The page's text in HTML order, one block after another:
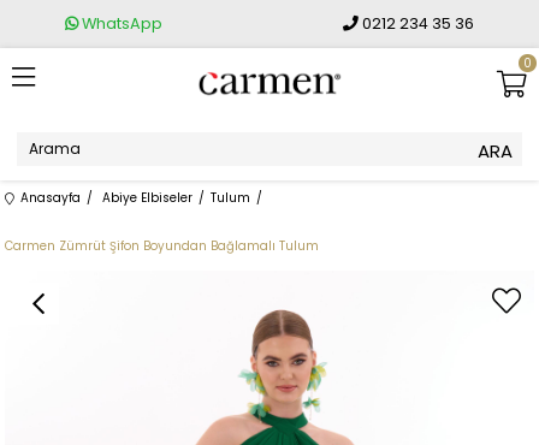
WhatsApp 0212 234 35 36
0
Anasayfa Abiye Elbiseler Tulum
Carmen Zümrüt Şifon Boyundan Bağlamalı Tulum